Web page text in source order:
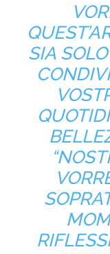
SIA